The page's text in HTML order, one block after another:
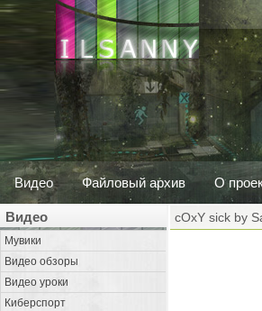
Видео Файловый архив О
Видео
Мувики
Видео обзоры
Видео уроки
Киберспорт
cOxY sick by